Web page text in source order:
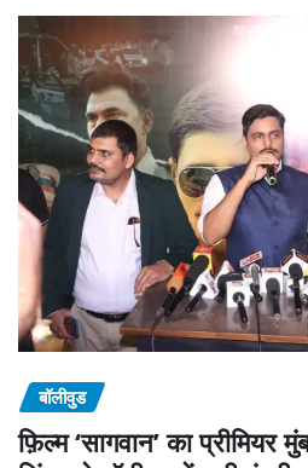
बॉलीवुड
फ़िल्म ‘सागवान’ का प्रीमियर